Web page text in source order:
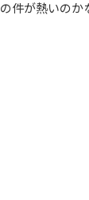
件が熱いのか